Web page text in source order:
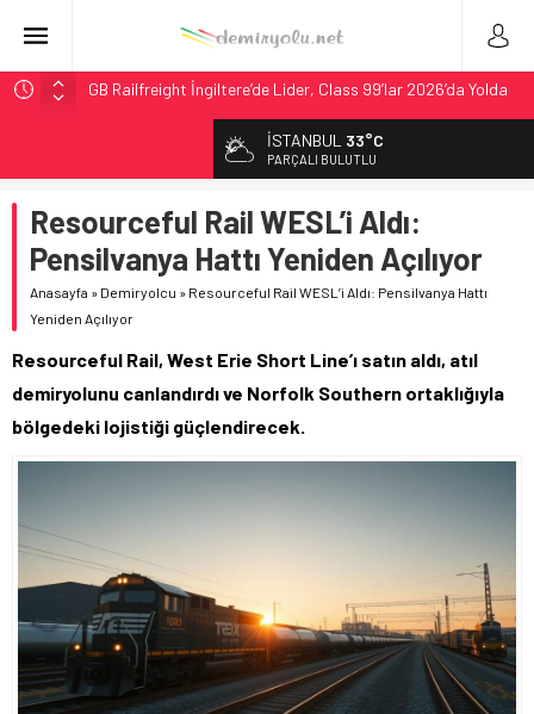
GB Railfreight İngiltere’de Lider, Class 99’lar 2026’da Yolda
İngiltere Demiryolunda Tarihi Entegrasyon: GBR Anglia
Malezya Havayolları, TGV ile 28 Fransız Şehrine Tek Bilet
ÖBB ve RFI’dan Brenner’da 15 Günlük Bakım: Tren Seferleri
Duruyor
DB Modernizasyon Programı: 70. İstasyona Ulaşıldı
İSTANBUL 33°C
PARÇALI BULUTLU
Resourceful Rail WESL’i Aldı:
Pensilvanya Hattı Yeniden Açılıyor
Anasayfa » Demiryolcu » Resourceful Rail WESL’i Aldı: Pensilvanya Hattı
Yeniden Açılıyor
Resourceful Rail, West Erie Short Line’ı satın aldı, atıl
demiryolunu canlandırdı ve Norfolk Southern ortaklığıyla
bölgedeki lojistiği güçlendirecek.